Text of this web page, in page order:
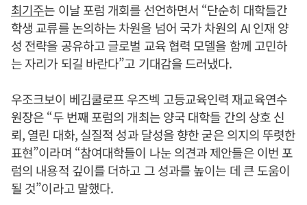
최기주는 이날 포럼 개회를 선언하면서 “단순히 대학들간
학생 교류를 논의하는 차원을 넘어 국가 차원의 AI 인재 양
성 전략을 공유하고 글로벌 교육 협력 모델을 함께 고민하
는 자리가 되길 바란다”고 기대감을 드러냈다.
우조크보이 베김쿨로프 우즈벡 고등교육인력 재교육연수
원장은 “두 번째 포럼의 개최는 양국 대학들 간의 상호 신
뢰, 열린 대화, 실질적 성과 달성을 향한 굳은 의지의 뚜렷한
표현”이라며 “참여대학들이 나눈 의견과 제안들은 이번 포
럼의 내용적 깊이를 더하고 그 성과를 높이는 데 큰 도움이
될 것”이라고 말했다.